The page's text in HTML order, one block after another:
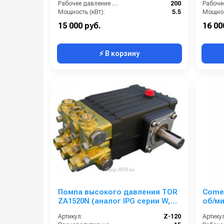
Рабочее давление (бар):
200
Мощность (кВт):
5.5
15 000 руб.
⚡ В корзину
16
Помпа высокого давления TOR
ZA1520N (аналог IPG серии W,
Артикул:
Z-120
об/